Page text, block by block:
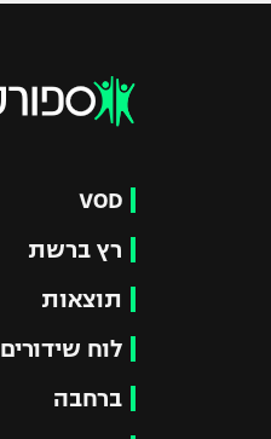
VOD
רץ ברשת
תוצאות
לוח שידורים
ברחבה